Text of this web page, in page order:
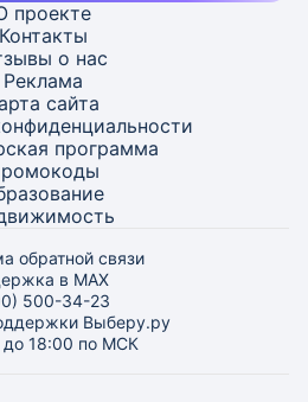
проекте
Контакты
о нас
Реклама
сайта
программа
обратной связи
в MAX
500-34-23
Выберу.ру
18:00 по МСК